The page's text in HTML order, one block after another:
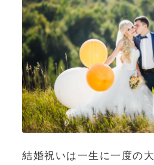
結婚祝いは一生に一度の